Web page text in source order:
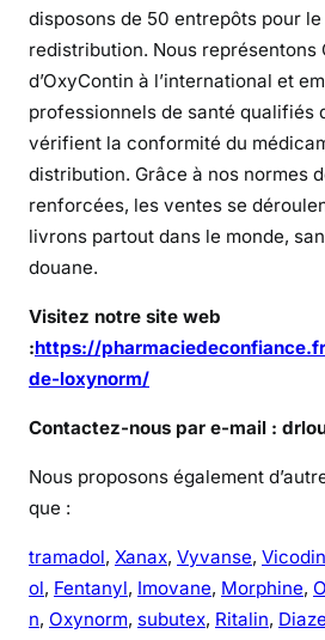
disposons de 50 entrepôts pour
redistribution. Nous représentons
d’OxyContin à l’international et
professionnels de santé qualifiés
vérifient la conformité du
distribution. Grâce à nos normes
renforcées, les ventes se
livrons partout dans le monde,
douane.
Visitez notre site web
:https://
de-loxynorm/
Contactez-nous par e-mail :
Nous proposons également
que :
tramadol, Xanax, Vyvanse, Vicodin
ol, Fentanyl, Imovane, Morphine,
n, Oxynorm, subutex, Ritalin,